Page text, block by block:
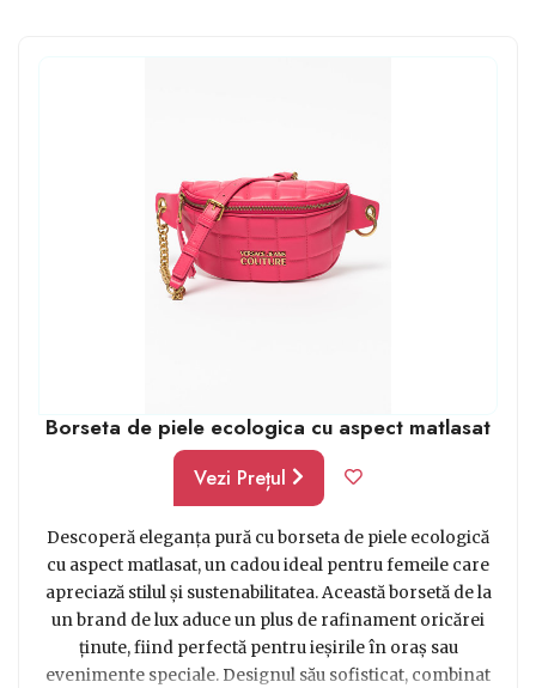
Borseta de piele ecologica cu aspect matlasat
Vezi Prețul
Descoperă eleganța pură cu borseta de piele ecologică
cu aspect matlasat, un cadou ideal pentru femeile care
apreciază stilul și sustenabilitatea. Această borsetă de la
un brand de lux aduce un plus de rafinament oricărei
ținute, fiind perfectă pentru ieșirile în oraș sau
evenimente speciale. Designul său sofisticat, combinat